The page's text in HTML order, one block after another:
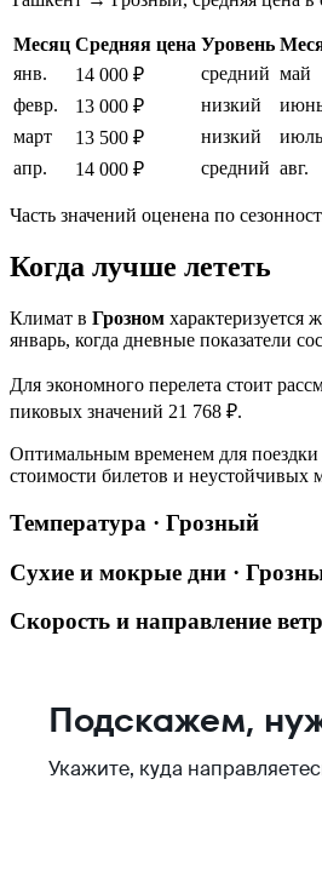
Месяц Средняя цена Уровень
янв.
14 000 ₽ средний май
февр.
13 000 ₽ низкий
март
13 500 ₽ низкий июль
апр.
14 000 ₽ средний авг.
Часть значений оценена по
Когда лучше лететь
Климат в Грозном
январь, когда дневные показатели
Для экономного перелета стоит
пиковых значений 21 768 ₽.
Оптимальным временем для поездки
стоимости билетов и неустойчивых
Температура · Грозный
Сухие и мокрые дни ·
Скорость и направление
Подскажем,
Укажите, куда